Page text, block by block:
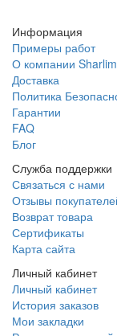
Информация
Примеры работ
О компании
Доставка
Политика
Гарантии
FAQ
Блог
Служба поддержки
Связаться с нами
Отзывы
Возврат товара
Сертификаты
Карта сайта
Личный кабинет
Личный кабинет
История заказов
Мои закладки